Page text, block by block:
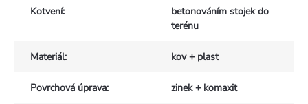
Kotvení:
betonováním stojek do
terénu
Materiál: kov + plast
Povrchová úprava: zinek + komaxit